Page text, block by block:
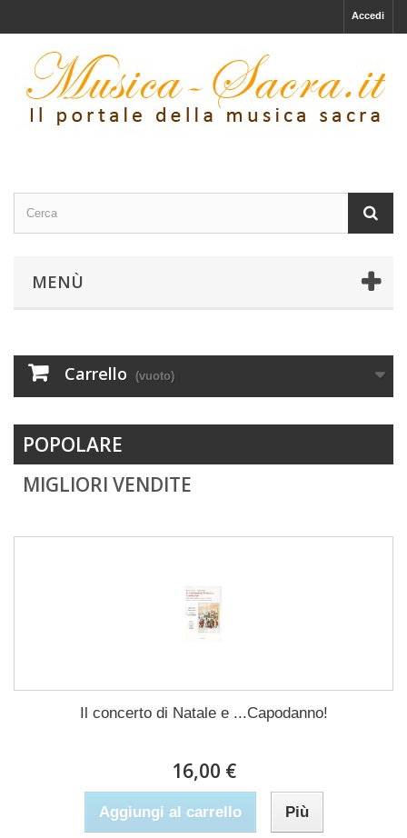
Accedi
MENÙ
Carrello (vuoto)
POPOLARE
MIGLIORI VENDITE
Il concerto di Natale e ...Capodanno!
16,00 €
Aggiungi al carrello Più